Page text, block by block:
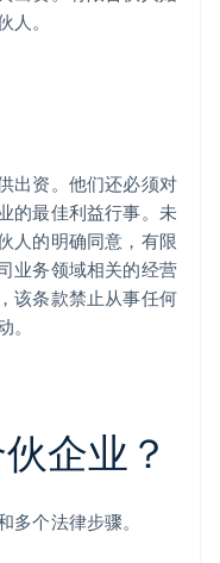
。
出资。他们还必须对
的最佳利益行事。未
人的明确同意，有限
业务领域相关的经营
该条款禁止从事任何
企业？
个法律步骤。